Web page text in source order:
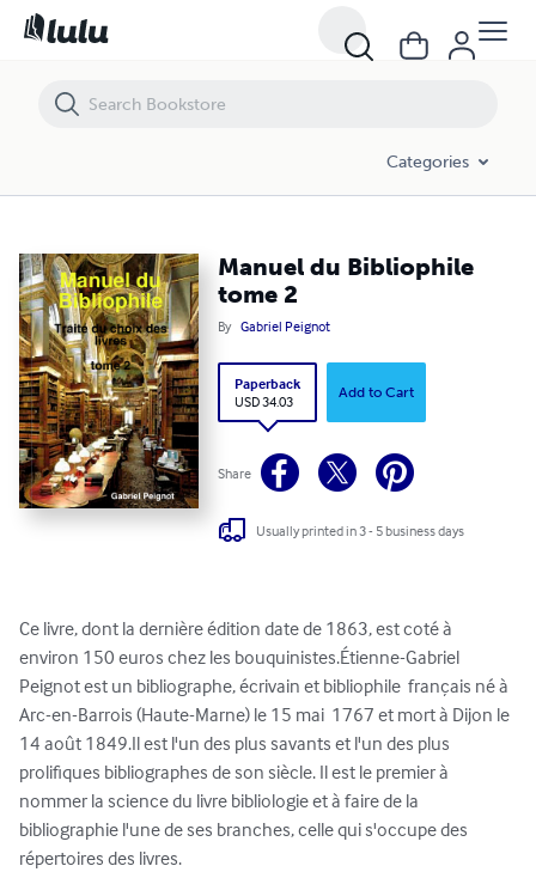
Categories
Manuel du Bibliophile
tome 2
By Gabriel Peignot
Paperback
USD 34.03
Add to Cart
Share
Usually printed in 3 - 5 business days
Ce livre, dont la dernière édition date de 1863, est coté à
environ 150 euros chez les bouquinistes.Étienne-Gabriel
Peignot est un bibliographe, écrivain et bibliophile  français né à
Arc-en-Barrois (Haute-Marne) le 15 mai  1767 et mort à Dijon le
14 août 1849.Il est l'un des plus savants et l'un des plus
prolifiques bibliographes de son siècle. Il est le premier à
nommer la science du livre bibliologie et à faire de la
bibliographie l'une de ses branches, celle qui s'occupe des
répertoires des livres.
Manuel du Bibliophile tome 2